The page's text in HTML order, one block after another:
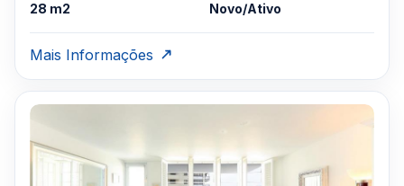
28 m2 Novo/Ativo
Mais Informações